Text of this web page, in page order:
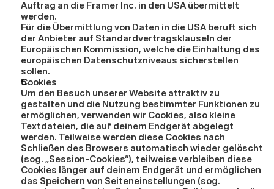
Auftrag an die Framer Inc. in den USA übermittelt
werden.
Für die Übermittlung von Daten in die USA beruft sich
der Anbieter auf Standardvertragsklauseln der
Europäischen Kommission, welche die Einhaltung des
europäischen Datenschutzniveaus sicherstellen
sollen.
Cookies
Um den Besuch unserer Website attraktiv zu
gestalten und die Nutzung bestimmter Funktionen zu
ermöglichen, verwenden wir Cookies, also kleine
Textdateien, die auf deinem Endgerät abgelegt
werden. Teilweise werden diese Cookies nach
Schließen des Browsers automatisch wieder gelöscht
(sog. „Session-Cookies“), teilweise verbleiben diese
Cookies länger auf deinem Endgerät und ermöglichen
das Speichern von Seiteneinstellungen (sog.